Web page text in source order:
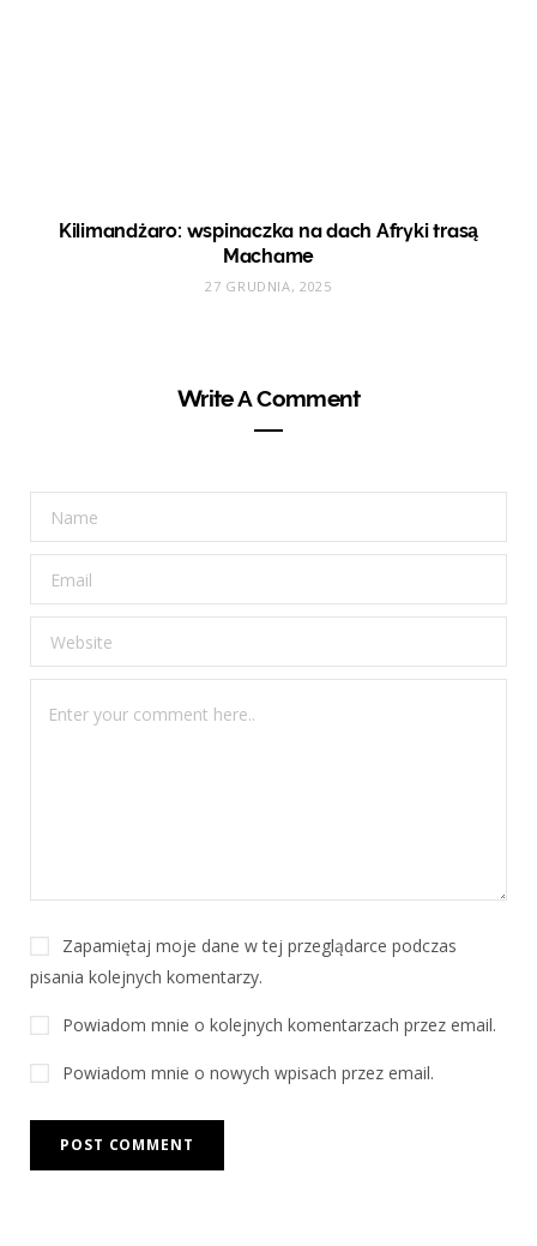
Kilimandżaro: wspinaczka na dach Afryki trasą
Machame
27 GRUDNIA, 2025
Write A Comment
Zapamiętaj moje dane w tej przeglądarce podczas
pisania kolejnych komentarzy.
Powiadom mnie o kolejnych komentarzach przez email.
Powiadom mnie o nowych wpisach przez email.